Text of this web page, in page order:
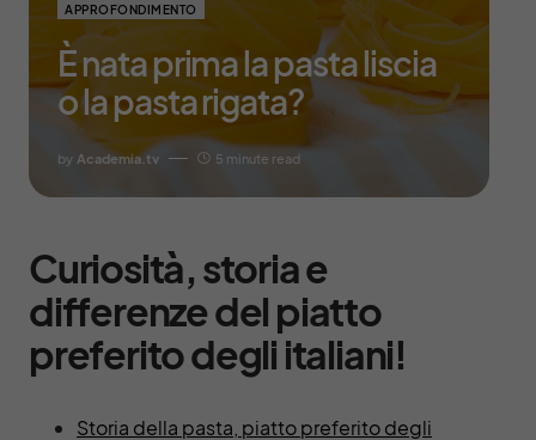
APPROFONDIMENTO
È nata prima la pasta liscia
o la pasta rigata?
by Academia.tv 5 minute read
Curiosità, storia e
differenze del piatto
preferito degli italiani!
Storia della pasta, piatto preferito degli